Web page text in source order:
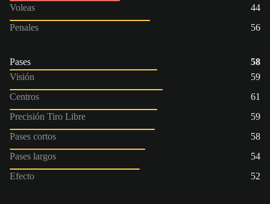
Voleas
44
Penales
56
Pases
58
Visión
59
Centros
61
Precisión Tiro Libre
59
Pases cortos
58
Pases largos
54
Efecto
52